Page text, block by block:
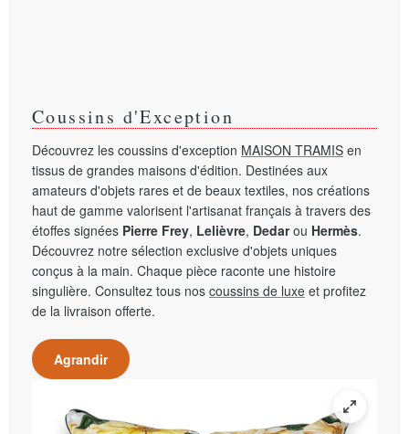
Coussins d'Exception
Découvrez les coussins d'exception MAISON TRAMIS en
tissus de grandes maisons d'édition. Destinées aux
amateurs d'objets rares et de beaux textiles, nos créations
haut de gamme valorisent l'artisanat français à travers des
étoffes signées Pierre Frey, Lelièvre, Dedarou Hermès.
Découvrez notre sélection exclusive d'objets uniques
conçus à la main. Chaque pièce raconte une histoire
singulière. Consultez tous nos coussins de luxe et profitez
de la livraison offerte.
Agrandir